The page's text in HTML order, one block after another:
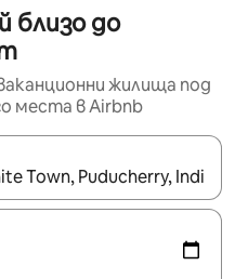
близо до
жилища под
места в Airbnb
използвайте